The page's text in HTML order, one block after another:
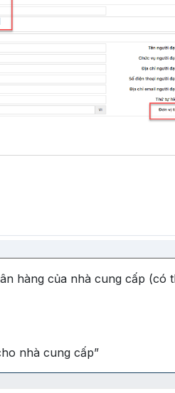
hàng của nhà cung cấp (có
nhà cung cấp”